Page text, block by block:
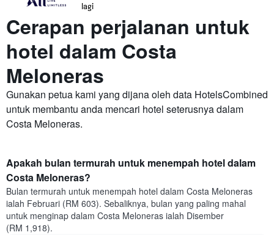
lagi
Cerapan perjalanan untuk
hotel dalam Costa
Meloneras
Gunakan petua kami yang dijana oleh data HotelsCombined
untuk membantu anda mencari hotel seterusnya dalam
Costa Meloneras.
Apakah bulan termurah untuk menempah hotel dalam
Costa Meloneras?
Bulan termurah untuk menempah hotel dalam Costa Meloneras
ialah Februari (RM 603). Sebaliknya, bulan yang paling mahal
untuk menginap dalam Costa Meloneras ialah Disember
(RM 1,918).